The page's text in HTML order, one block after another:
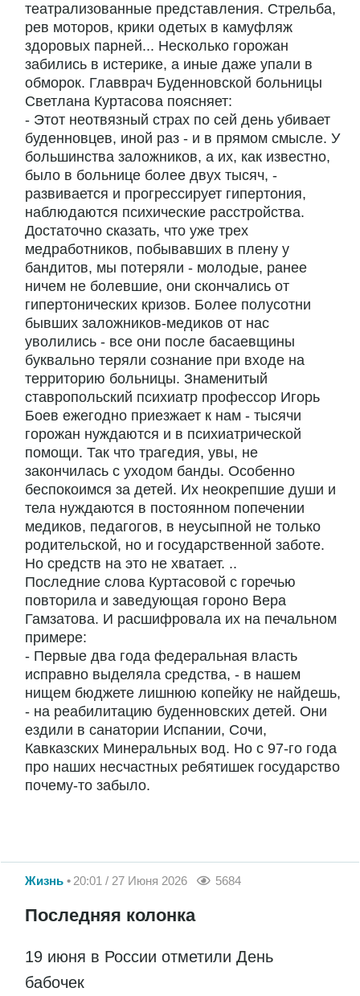
театрализованные представления. Стрельба,
рев моторов, крики одетых в камуфляж
здоровых парней... Несколько горожан
забились в истерике, а иные даже упали в
обморок. Главврач Буденновской больницы
Светлана Куртасова поясняет:
- Этот неотвязный страх по сей день убивает
буденновцев, иной раз - и в прямом смысле. У
большинства заложников, а их, как известно,
было в больнице более двух тысяч, -
развивается и прогрессирует гипертония,
наблюдаются психические расстройства.
Достаточно сказать, что уже трех
медработников, побывавших в плену у
бандитов, мы потеряли - молодые, ранее
ничем не болевшие, они скончались от
гипертонических кризов. Более полусотни
бывших заложников-медиков от нас
уволились - все они после басаевщины
буквально теряли сознание при входе на
территорию больницы. Знаменитый
ставропольский психиатр профессор Игорь
Боев ежегодно приезжает к нам - тысячи
горожан нуждаются и в психиатрической
помощи. Так что трагедия, увы, не
закончилась с уходом банды. Особенно
беспокоимся за детей. Их неокрепшие души и
тела нуждаются в постоянном попечении
медиков, педагогов, в неусыпной не только
родительской, но и государственной заботе.
Но средств на это не хватает. ..
Последние слова Куртасовой с горечью
повторила и заведующая гороно Вера
Гамзатова. И расшифровала их на печальном
примере:
- Первые два года федеральная власть
исправно выделяла средства, - в нашем
нищем бюджете лишнюю копейку не найдешь,
- на реабилитацию буденновских детей. Они
ездили в санатории Испании, Сочи,
Кавказских Минеральных вод. Но с 97-го года
про наших несчастных ребятишек государство
почему-то забыло.
Жизнь 20:01 / 27 Июня 2026 5684
Последняя колонка
19 июня в России отметили День
бабочек